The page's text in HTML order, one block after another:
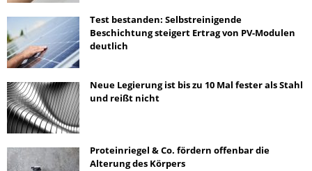
Test bestanden: Selbstreinigende
Beschichtung steigert Ertrag von PV-Modulen
deutlich
Neue Legierung ist bis zu 10 Mal fester als Stahl
und reißt nicht
Proteinriegel & Co. fördern offenbar die
Alterung des Körpers